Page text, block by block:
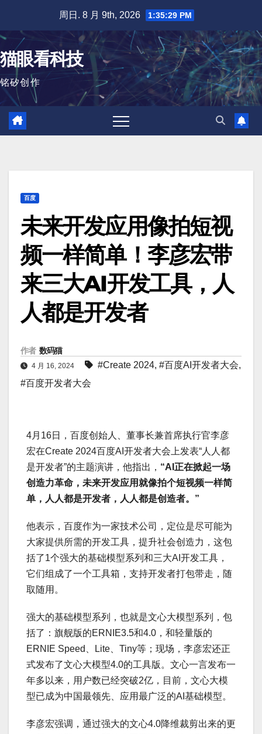
内
容
周日. 8 月 9th, 2026 1:35:30 PM
猫眼看科技
铭矽创作
百度
未来开发应用像拍短视
频一样简单！李彦宏带
来三大AI开发工具，人
人都是开发者
作者 数码猫
4 月 16, 2024 #Create 2024, #百度AI开发者大会,
#百度开发者大会
4月16日，百度创始人、董事长兼首席执行官李彦
宏在Create 2024百度AI开发者大会上发表“人人都
是开发者”的主题演讲，他指出， “AI正在掀起一场
创造力革命，未来开发应用就像拍个短视频一样简
单，人人都是开发者，人人都是创造者。”
他表示，百度作为一家技术公司，定位是尽可能为
大家提供所需的开发工具，提升社会创造力，这包
括了1个强大的基础模型系列和三大AI开发工具，
它们组成了一个工具箱，支持开发者打包带走，随
取随用。
强大的基础模型系列，也就是文心大模型系列，包
括了：旗舰版的ERNIE3.5和4.0，和轻量版的
ERNIE Speed、Lite、Tiny等；现场，李彦宏还正
式发布了文心大模型4.0的工具版。文心一言发布一
年多以来，用户数已经突破2亿，目前，文心大模
型已成为中国最领先、应用最广泛的AI基础模型。
李彦宏强调，通过强大的文心4.0降维裁剪出来的更